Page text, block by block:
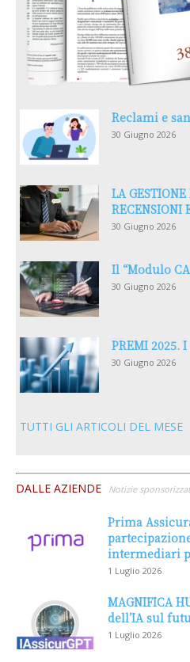
Reclami e
30 Giugno 2026
LA
RECENSIONI
30 Giugno 2026
Il “Modulo
30 Giugno 2026
PREMI 2025. I
30 Giugno 2026
TUTTI GLI ARTICOLI DEL MESE
DALLE AZIENDE Notizie
Prima
intermediari
1 Luglio 2026
MAGNIFICA
dell’IA sul
1 Luglio 2026